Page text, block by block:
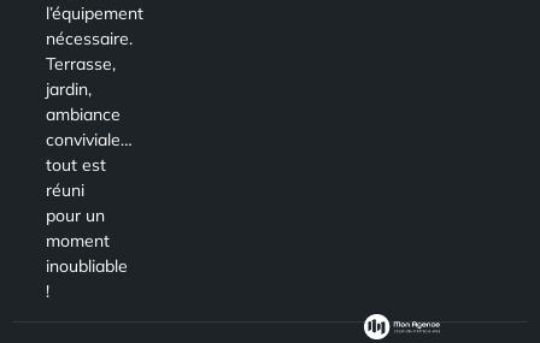
l’équipement
nécessaire.
Terrasse,
jardin,
ambiance
conviviale…
tout est
réuni
pour un
moment
inoubliable
!